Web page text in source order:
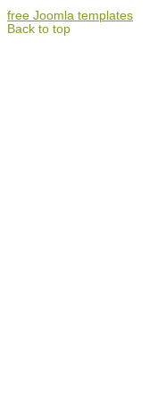
free Joomla templates
Back to top